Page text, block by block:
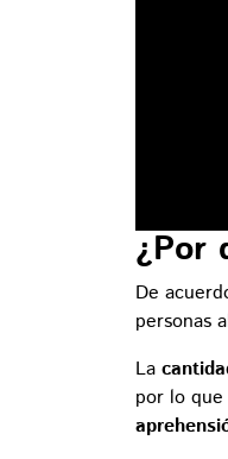
¿Por
De
personas
La
por lo